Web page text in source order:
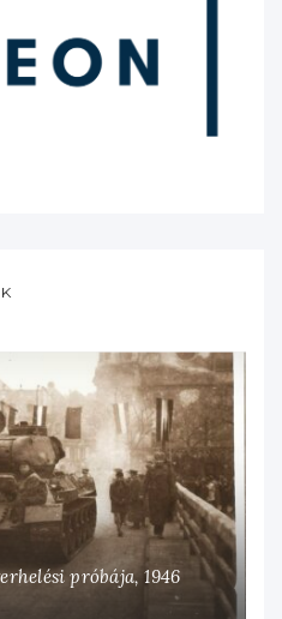
próbája, 1946